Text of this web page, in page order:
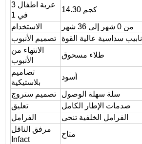
عربة اطفال 3
في 1
14.30 كجم
الاستخدام
من 0 شهر إلى 36 شهر
تصميم الأنبوب
أنابيب سداسية عالية القوة
الانتهاء من
الأنبوب
طلاء مسحوق
تصاميم
بلاستيكية
أسود
تصميم ستروج
سلة سهلة الوصول
تعليق
صدمات الإطار الكامل
الفرامل
الفرامل الخلفية تنحى
مرفق الناقل
Infact
متاح